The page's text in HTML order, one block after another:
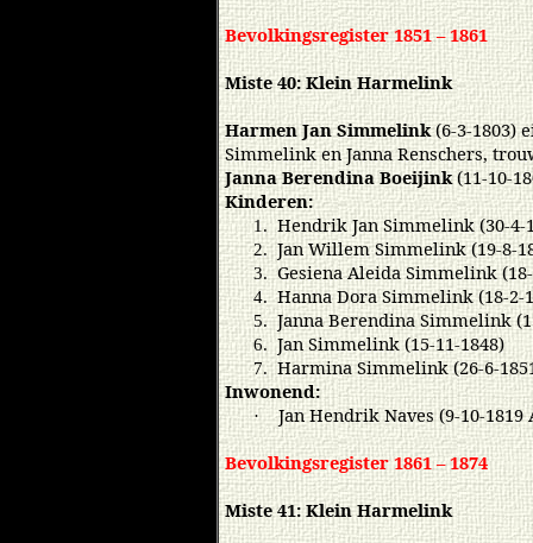
Bevolkingsregister 1851 – 1861
Miste 40: Klein Harmelink
Harmen Jan Simmelink(6-3-1803)
Simmelink en Janna Renschers,
Janna Berendina Boeijink(11-10-
Kinderen:
1. Hendrik Jan Simmelink (30-4-
2. Jan Willem Simmelink (19-8-
3. Gesiena Aleida Simmelink
4. Hanna Dora Simmelink (18-2-
5. Janna Berendina Simmelink
6. Jan Simmelink (15-11-1848)
7. Harmina Simmelink (26-6-
Inwonend:
·
Jan Hendrik Naves (9-10-
Bevolkingsregister 1861 – 1874
Miste 41: Klein Harmelink